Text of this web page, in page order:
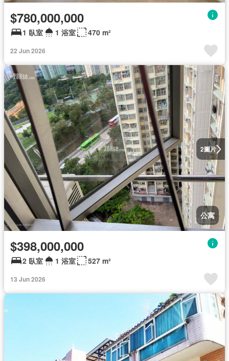
$780,000,000
1 臥室 1 浴室 470 m²
22 Jun 2026
2圖片
公寓
$398,000,000
2 臥室 1 浴室 527 m²
13 Jun 2026